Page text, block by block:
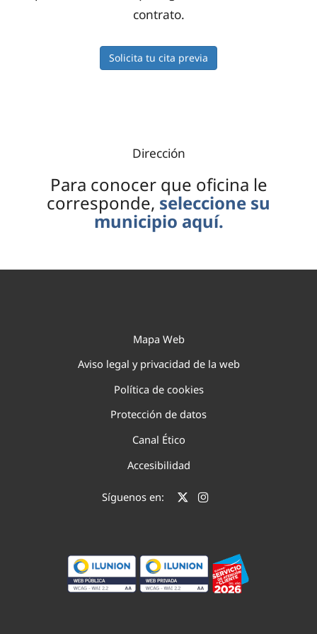
contrato.
Solicita tu cita previa
Dirección
Para conocer que oficina le
corresponde, seleccione su
municipio aquí.
Mapa Web
Aviso legal y privacidad de la web
Política de cookies
Protección de datos
Canal Ético
Accesibilidad
Síguenos en: